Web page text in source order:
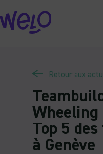
Skip
to
content
Retour aux
Wheeling
Top 5
à Genève